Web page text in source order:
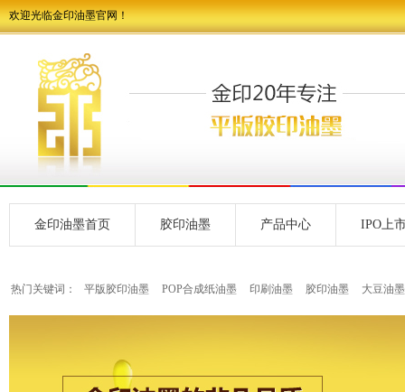
欢迎光临金印油墨官网！
金印油墨首页 胶印油墨 产品中心 IPO上
热门关键词： 平版胶印油墨 POP合成纸油墨 印刷油墨 胶印油墨 大豆油墨